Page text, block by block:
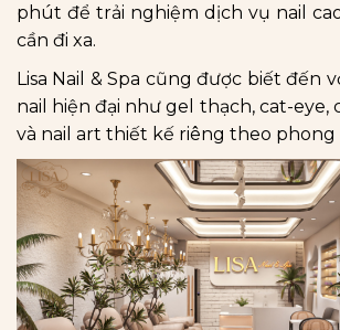
phút để trải nghiệm dịch vụ nail
cần đi xa.
Lisa Nail & Spa cũng được biết đến
nail hiện đại như gel thạch, cat-eye,
và nail art thiết kế riêng theo phong